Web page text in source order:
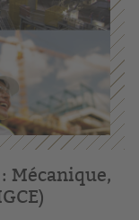
Mécanique,